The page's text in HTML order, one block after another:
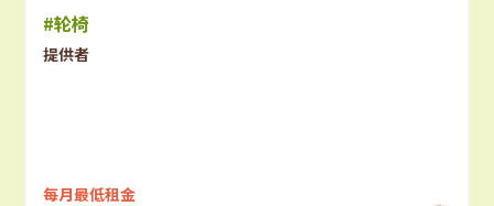
#轮椅
提供者
每月最低租金